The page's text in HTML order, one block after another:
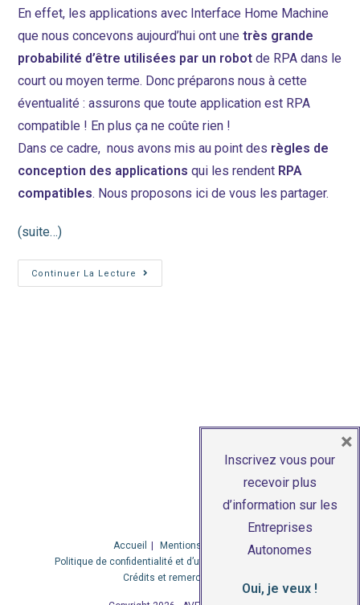
En effet, les applications avec Interface Home Machine
que nous concevons aujourd’hui ont unetrès grande
probabilité d’être utilisées par un robot de RPA dans le
court ou moyen terme. Donc préparons nous à cette
éventualité : assurons que toute application est RPA
compatible ! En plus ça ne coûte rien !
Dans ce cadre, nous avons mis au point des règles de
conception des applications qui les rendent RPA
compatibles. Nous proposons ici de vous les partager.
(suite…)
Continuer La Lecture
Règles
De
Accueil
Mentions légales
Politique de confidentialité et d’utilisation des cookies
Crédits et remerciements
Inscrivez vous pour
recevoir plus
d’information sur les
Entreprises
Autonomes
Oui, je veux !
×